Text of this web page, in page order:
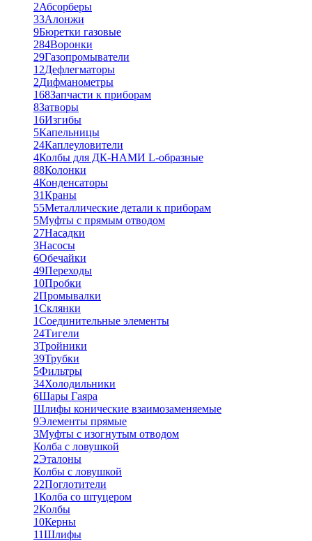
2Абсорберы
33Алонжи
9Бюретки газовые
284Воронки
29Газопромыватели
12Дефлегматоры
2Дифманометры
168Запчасти к приборам
8Затворы
16Изгибы
5Капельницы
24Каплеуловители
4Колбы для ДК-НАМИ L-образные
88Колонки
4Конденсаторы
31Краны
55Металлические детали к приборам
5Муфты с прямым отводом
27Насадки
3Насосы
6Обечайки
49Переходы
10Пробки
2Промывалки
1Склянки
1Соединительные элементы
24Тигели
3Тройники
39Трубки
5Фильтры
34Холодильники
6Шары Гаяра
Шлифы конические взаимозаменяемые
9Элементы прямые
3Муфты с изогнутым отводом
Колба с ловушкой
2Эталоны
Колбы с ловушкой
22Поглотители
1Колба со штуцером
2Колбы
10Керны
11Шлифы